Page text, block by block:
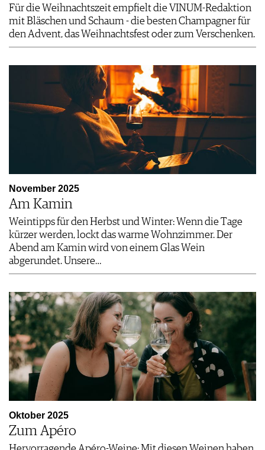
Für die Weihnachtszeit empfielt die VINUM-Redaktion
mit Bläschen und Schaum - die besten Champagner für
den Advent, das Weihnachtsfest oder zum Verschenken.
November 2025
Am Kamin
Weintipps für den Herbst und Winter: Wenn die Tage
kürzer werden, lockt das warme Wohnzimmer. Der
Abend am Kamin wird von einem Glas Wein
abgerundet. Unsere…
Oktober 2025
Zum Apéro